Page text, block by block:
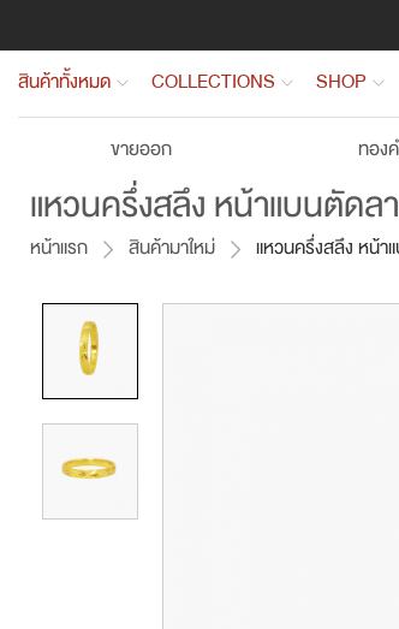
สินค้าทั้งหมด COLLECTIONS SHOP
ขายออก ทอง
แหวนครึ่งสลึง หน้าแบนตัดล
หน้าแรก สินค้ามาใหม่ แหวนครึ่งสลึง หน้า